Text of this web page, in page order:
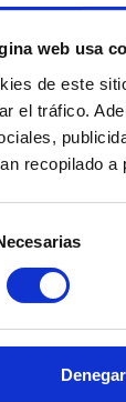
web usa
de este
el tráfico.
recopilado
Denegar